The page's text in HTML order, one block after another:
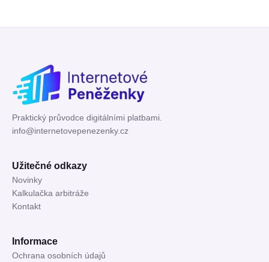
Praktický průvodce digitálními platbami.
info@internetovepenezenky.cz
Užitečné odkazy
Novinky
Kalkulačka arbitráže
Kontakt
Informace
Ochrana osobních údajů